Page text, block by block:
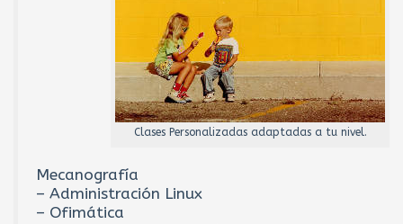
Clases Personalizadas adaptadas a tu nivel.
Mecanografía
– Administración Linux
– Ofimática